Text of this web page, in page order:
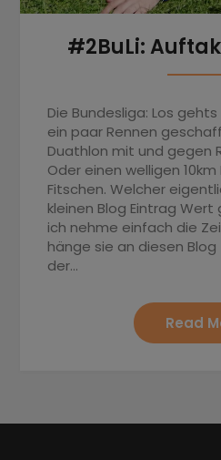
#2BuLi:
Die Bundesliga: Los
ein paar Rennen
Duathlon mit und gegen
Oder einen welligen
Fitschen. Welcher
kleinen Blog Eintrag
ich nehme einfach die
hänge sie an diesen
der…
Read